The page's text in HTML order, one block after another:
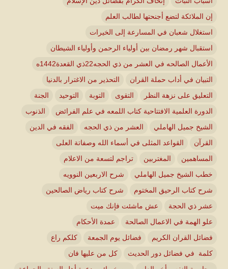
إن الملائكة لتضع أجنحتها لطالب العلم
استغلال شعبان في المسارعة إلى الخيرات
استقبال شهر رمضان بين أولياء الرحمن وأولياء الشيطان
الأعمال الصالحه في العشر من ذي الحجه22ذي القعدة1442ه
التبيان في أداب حملة القران
التحذير من الاغترار بالدنيا
التعليق على نزهة النظر
التقوى التوبة التوحيد
الجنة
الدورة العلمية الافتتاحية كتاب اللمعه في علم الفرائض
الذنوب
الشيخ جميل الهاملي
العشر من ذي الحجه
الفقه في الدين
القرآن
القواعد المثلى في أسماء الله وصفاتة العلى
المساهمين
المغتربين
تراجم لتسعة من الاعلام
خطب الشيخ جميل الهاملي
شرح الاربعين النوويه
شرح كتاب الرحيق المختوم
شرح كتاب رياض الصالحين
عشر ذي الحجة
عش ماشئت فإنك ميت
علو الهمة في الاعمال الصالحة
عمدة الأحكام
فضائل القران الكريم
فضائل يوم الجمعة
كلكم راع
كلمة في فضائل دور الحديث
كل من عليها فان